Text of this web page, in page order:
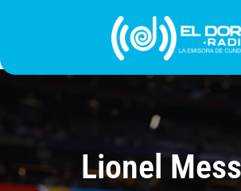
INICIO
Lionel